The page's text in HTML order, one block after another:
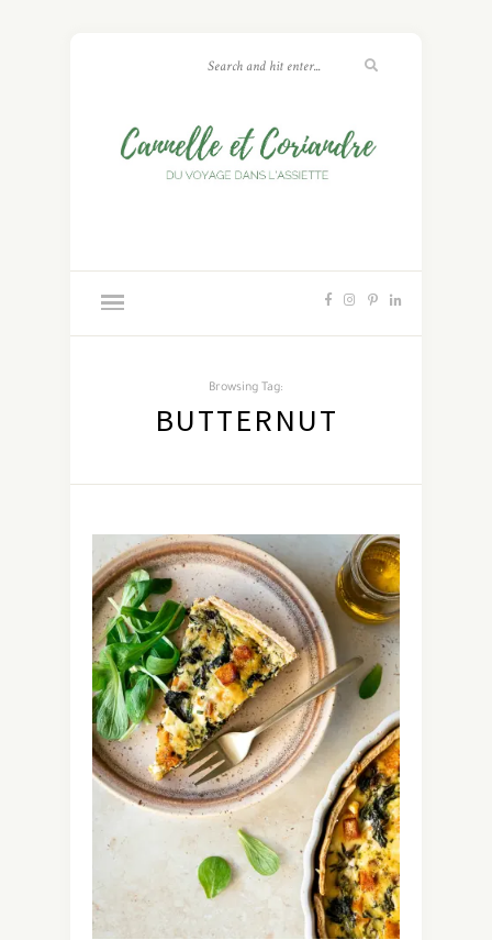
Browsing Tag:
BUTTERNUT